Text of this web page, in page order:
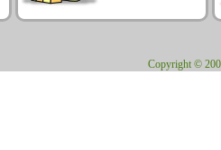
Copyright ©